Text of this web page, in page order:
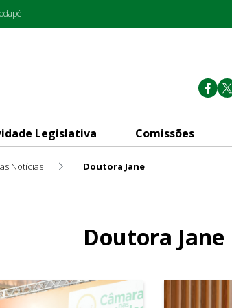
Legislativa Comissões
Notícias Doutora Jane
Doutora Jane